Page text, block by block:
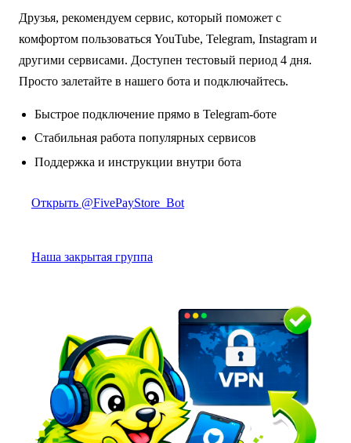
Друзья, рекомендуем сервис, который поможет с
комфортом пользоваться YouTube, Telegram, Instagram и
другими сервисами. Доступен тестовый период 4 дня.
Просто залетайте в нашего бота и подключайтесь.
Быстрое подключение прямо в Telegram-боте
Стабильная работа популярных сервисов
Поддержка и инструкции внутри бота
Открыть @FivePayStore_Bot
Наша закрытая группа